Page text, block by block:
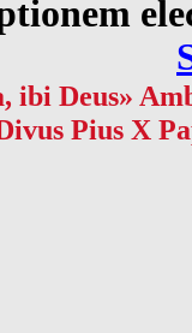
ibi Deus»
Pius X